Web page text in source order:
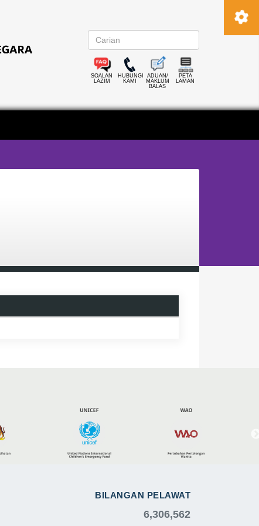
SOALAN
LAZIM
HUBUNGI
KAMI
ADUAN/
MAKLUM
BALAS
PETA
LAMAN
BILANGAN PELAWAT
6,306,562